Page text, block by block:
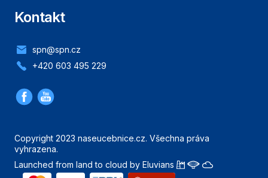
Kontakt
spn@spn.cz
+420 603 495 229
Copyright 2023 naseucebnice.cz. Všechna práva
vyhrazena.
Launched from land to cloud by Eluvians